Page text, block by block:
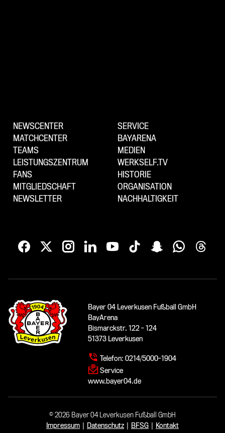
NEWSCENTER
MATCHCENTER
TEAMS
LEISTUNGSZENTRUM
FANS
MITGLIEDSCHAFT
NEWSLETTER
SERVICE
BAYARENA
MEDIEN
WERKSELF.TV
HISTORIE
ORGANISATION
NACHHALTIGKEIT
Bayer 04 Leverkusen Fußball GmbH
BayArena
Bismarckstr. 122 - 124
51373 Leverkusen
Telefon: 0214/5000-1904
Service
www.bayer04.de
© 2026 Bayer 04 Leverkusen Fußball GmbH
Impressum | Datenschutz | BFSG | Kontakt